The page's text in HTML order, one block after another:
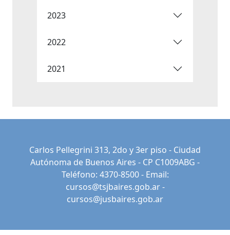
2023
2022
2021
Carlos Pellegrini 313, 2do y 3er piso - Ciudad
Autónoma de Buenos Aires - CP C1009ABG -
Teléfono: 4370-8500 - Email:
cursos@tsjbaires.gob.ar-
cursos@jusbaires.gob.ar